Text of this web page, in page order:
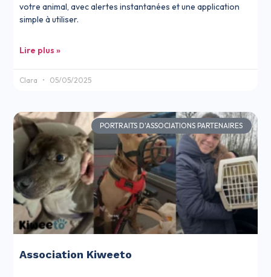
votre animal, avec alertes instantanées et une application
simple à utiliser.
Lire plus »
Clara 05/05/2025
PORTRAITS D'ASSOCIATIONS PARTENAIRES
Association Kiweeto